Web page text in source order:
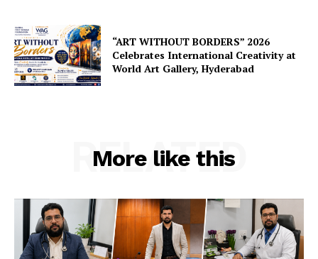
“ART WITHOUT BORDERS” 2026
Celebrates International Creativity at
World Art Gallery, Hyderabad
More like this
RELATED